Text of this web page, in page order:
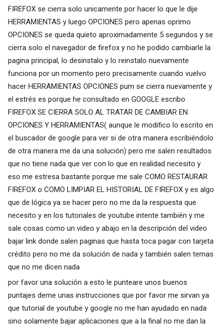
FIREFOX se cierra solo unicamente por hacer lo que le dije
HERRAMIENTAS y luego OPCIONES pero apenas oprimo
OPCIONES se queda quieto aproximadamente 5 segundos y se
cierra solo el navegador de firefox y no he podido cambiarle la
pagina principal, lo desinstalo y lo reinstalo nuevamente
funciona por un momento pero precisamente cuando vuelvo
hacer HERRAMIENTAS OPCIONES pum se cierra nuevamente y
el estrés es porque he consultado en GOOGLE escribo
FIREFOX SE CIERRA SOLO AL TRATAR DE CAMBIAR EN
OPCIONES Y HERRAMIENTAS( aunque le modifico lo escrito en
el buscador de google para ver si de otra manera escribiéndolo
de otra manera me da una solución) pero me salen resultados
que no tiene nada que ver con lo que en realidad necesito y
eso me estresa bastante porque me sale COMO RESTAURAR
FIREFOX o COMO LIMPIAR EL HISTORIAL DE FIREFOX y es algo
que de lógica ya se hacer pero no me da la respuesta que
necesito y en los tutoriales de youtube intente también y me
sale cosas como un video y abajo en la descripción del video
bajar link donde salen paginas que hasta toca pagar con tarjeta
crédito pero no me da solución de nada y también salen temas
que no me dicen nada
por favor una solución a esto le punteare unos buenos
puntajes deme unas instrucciones que por favor me sirvan ya
que tutorial de youtube y google no me han ayudado en nada
sino solamente bajar aplicaciones que a la final no me dan la